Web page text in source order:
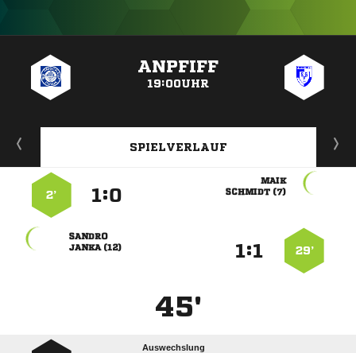
ANPFIFF
19:00UHR
SPIELVERLAUF

 
:
2’
29’
:

 
45'
Auswechslung